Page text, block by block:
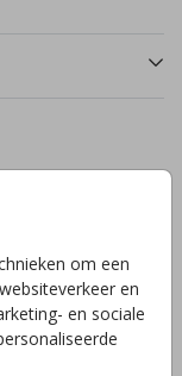
om een
en
en sociale
en
aan en/of
een mooie